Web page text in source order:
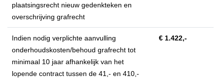
plaatsingsrecht nieuw gedenkteken en
overschrijving grafrecht
Indien nodig verplichte aanvulling
onderhoudskosten/behoud grafrecht tot
minimaal 10 jaar afhankelijk van het
lopende contract tussen de 41,- en 410,-
€ 1.422,-